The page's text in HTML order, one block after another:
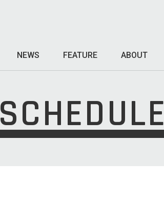
NEWS FEATURE ABOUT
SCHEDULE